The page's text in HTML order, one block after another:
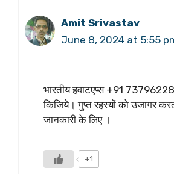
Amit Srivastav
June 8, 2024 at 5:55
भारतीय हवाटएप्स +91
किजिये। गुप्त रहस्यों को उजागर
जानकारी के लिए ।
+1